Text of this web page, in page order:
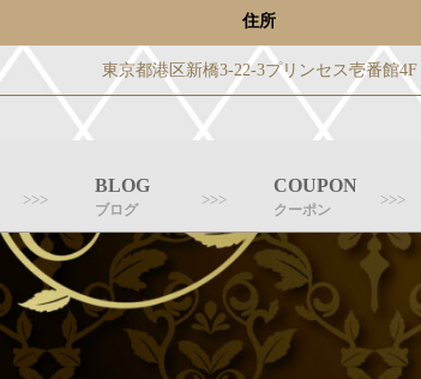
住所
東京都港区新橋3-22-3プリンセス壱番館4F
BLOG
ブログ
COUPON
クーポン